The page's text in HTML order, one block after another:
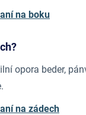
na boku
opora beder,
na zádech